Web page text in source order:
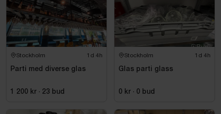
Stockholm 1d 4h
Parti med diverse glas
1 200 kr · 23 bud
Stockholm 1d 4h
Glas parti glass
0 kr · 0 bud